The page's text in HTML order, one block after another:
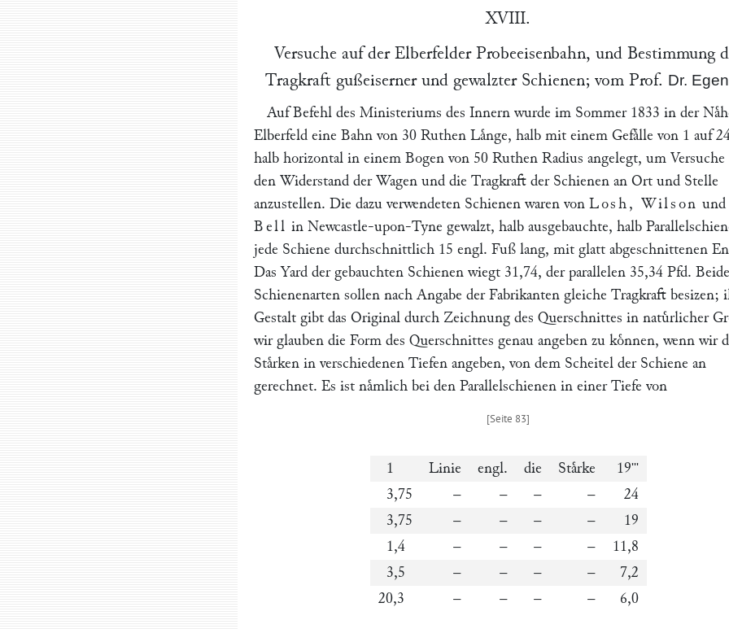
XVIII.
Versuche auf der Elberfelder Probeeisenbahn, und Bestimmung
Tragkraft gußeiserner und gewalzter Schienen; vom Prof. Dr. Egen
Auf Befehl des Ministeriums des Innern wurde im Sommer 1833 in der
Elberfeld eine Bahn von 30 Ruthen Laͤnge, halb mit einem Gefaͤlle von 1 auf
halb horizontal in einem Bogen von 50 Ruthen Radius angelegt, um Versuche
den Widerstand der Wagen und die Tragkraft der Schienen an Ort und Stelle
anzustellen. Die dazu verwendeten Schienen waren von Losh, Wilson und
Bell in Newcastle-upon-Tyne gewalzt, halb ausgebauchte, halb
jede Schiene durchschnittlich 15 engl. Fuß lang, mit glatt abgeschnittenen
Das Yard der gebauchten Schienen wiegt 31,74, der parallelen 35,34 Pfd. Beide
Schienenarten sollen nach Angabe der Fabrikanten gleiche Tragkraft besizen;
Gestalt gibt das Original durch Zeichnung des Querschnittes in natuͤrlicher
wir glauben die Form des Querschnittes genau angeben zu koͤnnen, wenn wir
Staͤrken in verschiedenen Tiefen angeben, von dem Scheitel der Schiene an
gerechnet. Es ist naͤmlich bei den Parallelschienen in einer Tiefe von
1 Linie engl. die Staͤrke 19'''
3,75 – – – –
24
3,75
– – – –
19
1,4
– – – –
11,8
3,5
– – – –
7,2
20,3
– – – – 6,0